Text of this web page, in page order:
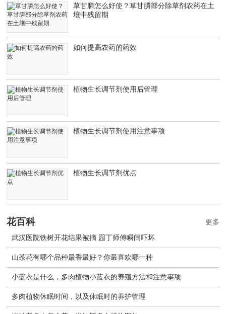
草甘膦怎么好使？草甘膦部分除草剂农药在土
壤中残留期
如何提高农药的药效
植物生长调节剂使用后管理
植物生长调节剂使用注意事项
植物生长调节剂优点
花百科
武汉医院铁树开花结果被摘 园丁师傅瞬间吓坏
山茶花有哪个品种最香最好？你最喜欢哪一种
小蓝衣是什么，多肉植物小蓝衣的养殖方法和注意事项
多肉植物休眠时间，以及休眠时的养护管理
更多